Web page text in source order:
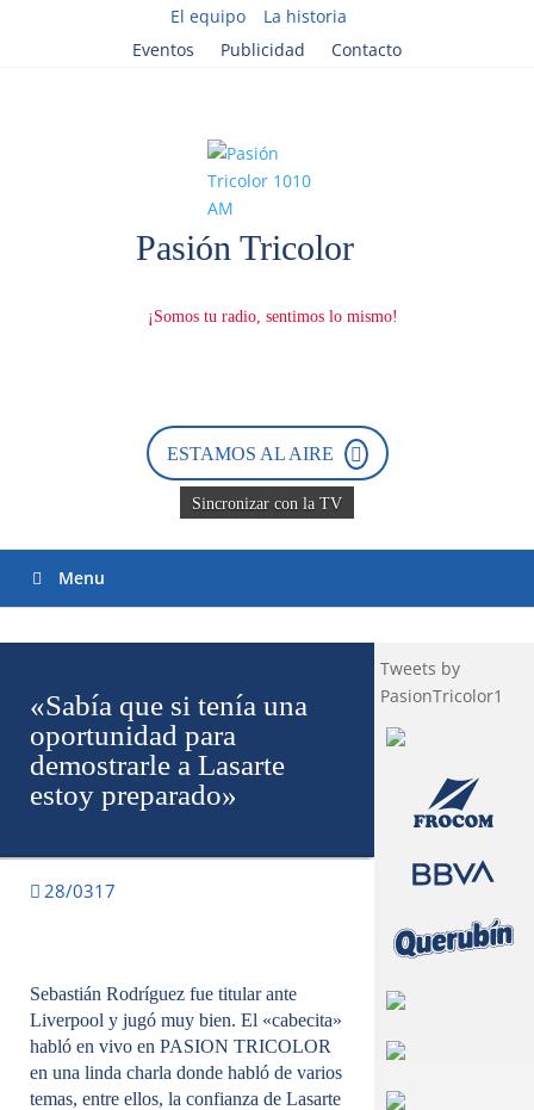
El equipo
La historia
Eventos
Publicidad Contacto
ESTAMOS AL AIRE
Sincronizar con la TV
Menu
«Sabía que si tenía una
oportunidad para
demostrarle a Lasarte
estoy preparado»
28/0317
Sebastián Rodríguez fue titular ante
Liverpool y jugó muy bien. El «cabecita»
habló en vivo en PASION TRICOLOR
en una linda charla donde habló de varios
temas, entre ellos, la confianza de Lasarte
Tweets by
PasionTricolor1